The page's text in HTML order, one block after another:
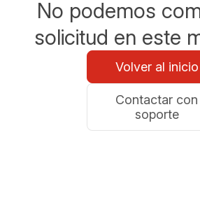
No podemos
solicitud en este
Volver al inicio
Contactar con
soporte